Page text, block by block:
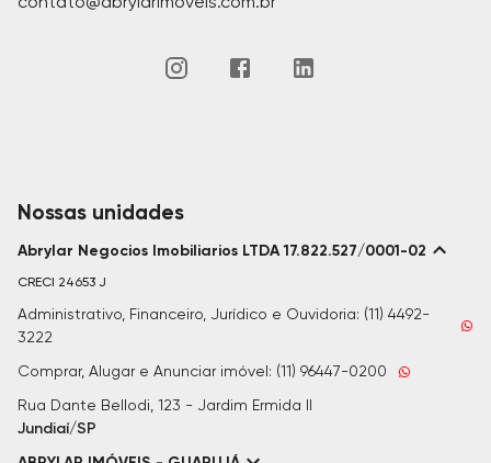
Nossas unidades
Abrylar Negocios Imobiliarios LTDA 17.822.527/0001-02
CRECI 24653 J
Administrativo, Financeiro, Jurídico e Ouvidoria: (11) 4492-
3222
Comprar, Alugar e Anunciar imóvel: (11) 96447-0200
Rua Dante Bellodi, 123 - Jardim Ermida II
Jundiaí/SP